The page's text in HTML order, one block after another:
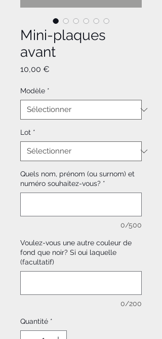
Mini-plaques
avant
10,00 €
Modèle *
Lot *
Quels nom, prénom (ou surnom) et
numéro souhaitez-vous? *
0/500
Voulez-vous une autre couleur de
fond que noir? Si oui laquelle
(facultatif)
0/200
Quantité *